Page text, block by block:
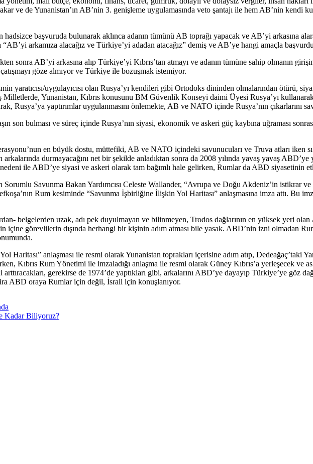
ve de Yunanistan’ın AB’nin 3. genişleme uygulamasında veto şantajı ile hem AB’nin kendi
başvuruda bulunarak aklınca adanın tümünü AB toprağı yapacak ve AB’yi arkasına
arkamıza alacağız ve Türkiye’yi adadan atacağız” demiş ve AB’ye hangi amaçla
sonra AB’yi arkasına alıp Türkiye’yi Kıbrıs’tan atmayı ve adanın tümüne sahip olmanın
göze almıyor ve Türkiye ile bozuşmak istemiyor.
yaratıcısı/uygulayıcısı olan Rusya’yı kendileri gibi Ortodoks dininden olmalarından ötürü,
Yunanistan, Kıbrıs konusunu BM Güvenlik Konseyi daimi Üyesi Rusya’yı
yaptırımlar uygulanmasını önlemekte, AB ve NATO içinde Rusya’nın çıkarlarını
son bulması ve süreç içinde Rusya’nın siyasi, ekonomik ve askeri güç kaybına uğraması
en büyük dostu, müttefiki, AB ve NATO içindeki savunucuları ve Truva atları iken
durmayacağını net bir şekilde anladıktan sonra da 2008 yılında yavaş yavaş
ile ABD’ye siyasi ve askeri olarak tam bağımlı hale gelirken, Rumlar da ABD siyasetinin
Savunma Bakan Yardımcısı Celeste Wallander, “Avrupa ve Doğu Akdeniz’in istikrar
Rum kesiminde “Savunma İşbirliğine İlişkin Yol Haritası” anlaşmasına imza attı. Bu
belgelerden uzak, adı pek duyulmayan ve bilinmeyen, Trodos dağlarının en yüksek yeri
görevlilerin dışında herhangi bir kişinin adım atması bile yasak. ABD’nin izni olmadan
anlaşması ile resmi olarak Yunanistan toprakları içerisine adım atıp, Dedeağaç’taki
Kıbrıs Rum Yönetimi ile imzaladığı anlaşma ile resmi olarak Güney Kıbrıs’a yerleşecek ve
gerekirse de 1974’de yaptıkları gibi, arkalarını ABD’ye dayayıp Türkiye’ye göz
ABD oraya Rumlar için değil, İsrail için konuşlanıyor.
Kadar Biliyoruz?